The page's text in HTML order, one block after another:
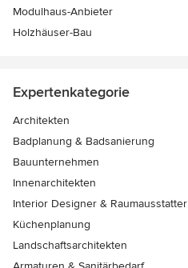
Modulhaus-Anbieter
Holzhäuser-Bau
Expertenkategorie
Architekten
Badplanung & Badsanierung
Bauunternehmen
Innenarchitekten
Interior Designer & Raumausstatter
Küchenplanung
Landschaftsarchitekten